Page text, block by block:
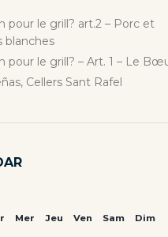
pour le grill? art.2 – Porc et
blanches
Quel vin pour le grill? – Art. 1 – Le
Cellers Sant Rafel
Mer Jeu Ven Sam Dim